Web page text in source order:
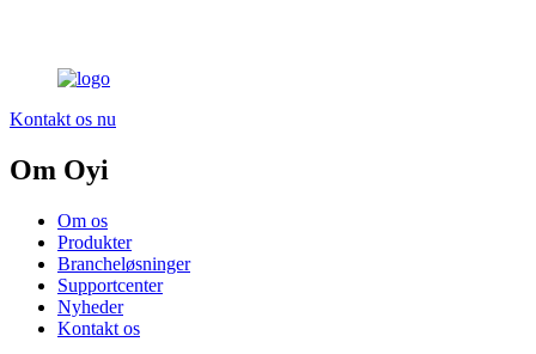
Kontakt os nu
Om Oyi
Om os
Produkter
Brancheløsninger
Supportcenter
Nyheder
Kontakt os